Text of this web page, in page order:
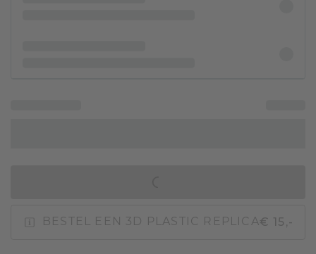
BESTEL EEN 3D PLASTIC REPLICA€ 15,-